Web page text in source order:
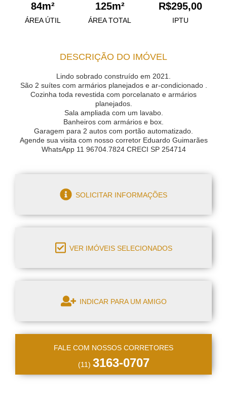
84m²
ÁREA ÚTIL
125m²
ÁREA TOTAL
R$295,00
IPTU
DESCRIÇÃO DO IMÓVEL
Lindo sobrado construído em 2021.
São 2 suítes com armários planejados e ar-condicionado .
Cozinha toda revestida com porcelanato e armários
planejados.
Sala ampliada com um lavabo.
Banheiros com armários e box.
Garagem para 2 autos com portão automatizado.
Agende sua visita com nosso corretor Eduardo Guimarães
WhatsApp 11 96704.7824 CRECI SP 254714
SOLICITAR INFORMAÇÕES
VER IMÓVEIS SELECIONADOS
INDICAR PARA UM AMIGO
FALE COM NOSSOS CORRETORES
(11) 3163-0707